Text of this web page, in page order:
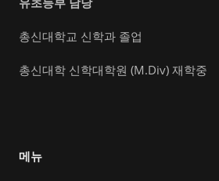
총신대학교 신학과 졸업
총신대학 신학대학원 (M.Div) 재학중
메뉴